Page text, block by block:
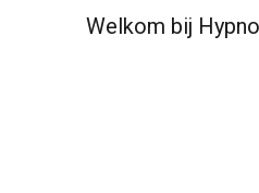
Welkom bij